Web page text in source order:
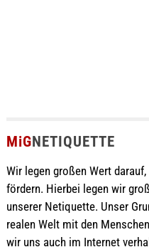
MiGNETIQUETTE
Wir legen großen Wert
fördern. Hierbei legen wir
unserer Netiquette. Unser
realen Welt mit den
wir uns auch im Internet